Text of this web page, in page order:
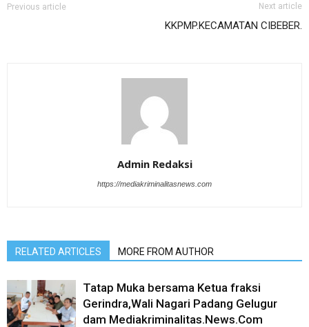
Previous article Next article
KKPMP.KECAMATAN CIBEBER.
Admin Redaksi
https://mediakriminalitasnews.com
RELATED ARTICLES MORE FROM AUTHOR
Tatap Muka bersama Ketua fraksi
Gerindra,Wali Nagari Padang Gelugur
dam Mediakriminalitas.News.Com